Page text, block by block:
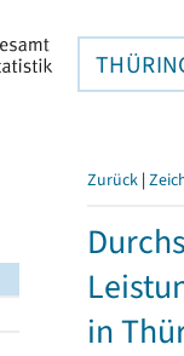
Zurück |
in